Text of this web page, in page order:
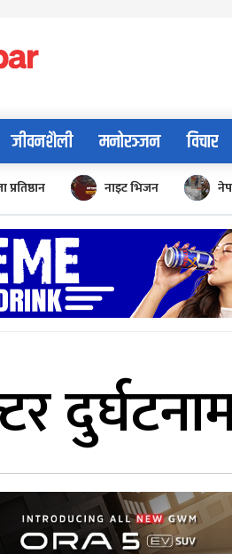
जीवनशैली मनोरञ्जन विचार
प्रतिष्ठान नाइट भिजन